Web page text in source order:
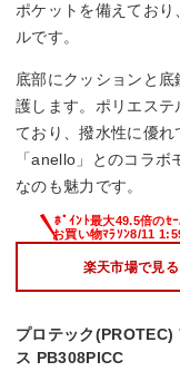
ポケットを備えてお
ルです。
底部にクッションと
護します。ポリエス
ており、撥水性に優
「anello」とのコラ
なのも魅力です。
楽天市場で見る
プロテック(PROTEC)
ス PB308PICC